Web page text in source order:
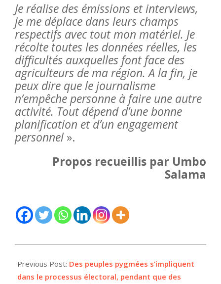
Je réalise des émissions et interviews,
je me déplace dans leurs champs
respectifs avec tout mon matériel. Je
récolte toutes les données réelles, les
difficultés auxquelles font face des
agriculteurs de ma région. A la fin, je
peux dire que le journalisme
n’empêche personne à faire une autre
activité. Tout dépend d’une bonne
planification et d’un engagement
personnel ».
Propos recueillis par Umbo
Salama
12-
25
Previous Post: Des peuples pygmées s’impliquent
dans le processus électoral, pendant que des